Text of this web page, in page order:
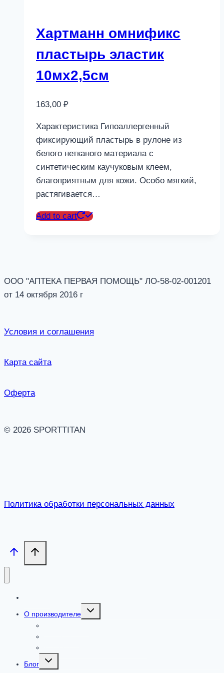
Хартманн омнификс
пластырь эластик
10мх2,5см
163,00 ₽
Характеристика Гипоаллергенный
фиксирующий пластырь в рулоне из
белого нетканого материала с
синтетическим каучуковым клеем,
благоприятным для кожи. Особо мягкий,
растягивается…
Add to cart
ООО "АПТЕКА ПЕРВАЯ ПОМОЩЬ" ЛО-58-02-001201
от 14 октября 2016 г
Условия и соглашения
Карта сайта
Оферта
© 2026 SPORTTITAN
Политика обработки персональных данных
О производителе
Toggle
child
Блог
Toggle
child